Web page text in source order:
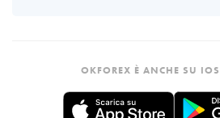
OKFOREX È ANCHE SU